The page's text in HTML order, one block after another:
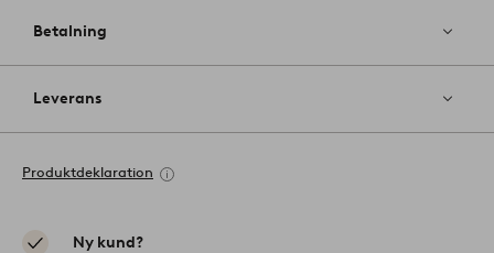
Betalning
Leverans
Produktdeklaration
Ny kund?